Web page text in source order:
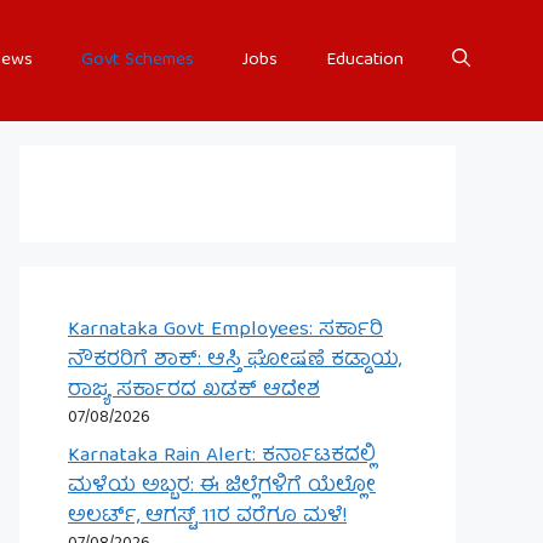
Govt Schemes Jobs Education
Karnataka Govt Employees: ಸರ್ಕಾರಿ
ನೌಕರರಿಗೆ ಶಾಕ್: ಆಸ್ತಿ ಘೋಷಣೆ ಕಡ್ಡಾಯ,
ರಾಜ್ಯ ಸರ್ಕಾರದ ಖಡಕ್ ಆದೇಶ
07/08/2026
Karnataka Rain Alert: ಕರ್ನಾಟಕದಲ್ಲಿ
ಮಳೆಯ ಅಬ್ಬರ: ಈ ಜಿಲ್ಲೆಗಳಿಗೆ ಯೆಲ್ಲೋ
ಅಲರ್ಟ್, ಆಗಸ್ಟ್ 11ರ ವರೆಗೂ ಮಳೆ!